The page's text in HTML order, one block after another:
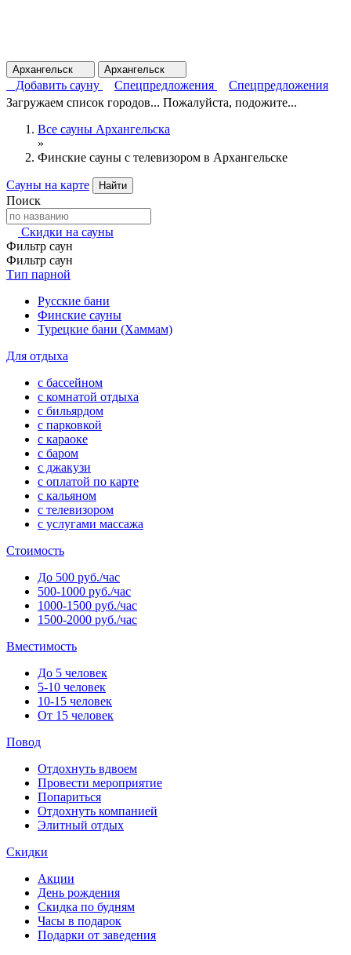
Архангельск Архангельск
Добавить сауну Спецпредложения
Спецпредложения
Загружаем список городов... Пожалуйста, подожите...
Все сауны Архангельска
»
Финские сауны с телевизором в Архангельске
Сауны на карте Найти
Поиск
Скидки на сауны
Фильтр саун
Фильтр саун
Тип парной
Русские бани
Финские сауны
Турецкие бани (Хаммам)
Для отдыха
с бассейном
с комнатой отдыха
с бильярдом
с парковкой
с караоке
с баром
с джакузи
с оплатой по карте
с кальяном
с телевизором
с услугами массажа
Стоимость
До 500 руб./час
500-1000 руб./час
1000-1500 руб./час
1500-2000 руб./час
Вместимость
До 5 человек
5-10 человек
10-15 человек
От 15 человек
Повод
Отдохнуть вдвоем
Провести мероприятие
Попариться
Отдохнуть компанией
Элитный отдых
Скидки
Акции
День рождения
Скидка по будням
Часы в подарок
Подарки от заведения